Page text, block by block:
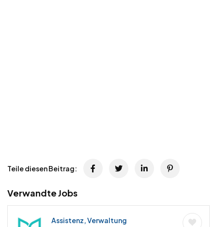
Teile diesen Beitrag:
Verwandte Jobs
Assistenz, Verwaltung